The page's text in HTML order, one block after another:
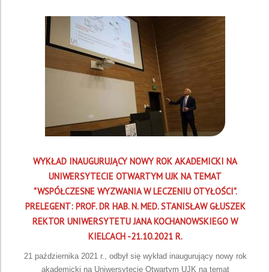
WYKŁAD INAUGURUJĄCY NOWY ROK AKADEMICKI NA
UNIWERSYTECIE OTWARTYM UJK NA TEMAT
"WSPÓŁCZESNE WYZWANIA W LECZENIU OTYŁOŚCI".
PRELEGENT: PROF. DR HAB. N. MED. STANISŁAW GŁUSZEK
REKTOR UNIWERSYTETU JANA KOCHANOWSKIEGO W
KIELCACH -21.10.2021 R.
21 października 2021 r., odbył się wykład inaugurujący nowy rok
akademicki na Uniwersytecie Otwartym UJK na temat